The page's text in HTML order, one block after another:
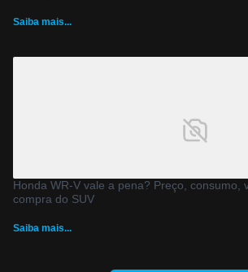
Saiba mais...
Honda WR-V vale a pena? Preço, consumo,
compra do SUV
Saiba mais...